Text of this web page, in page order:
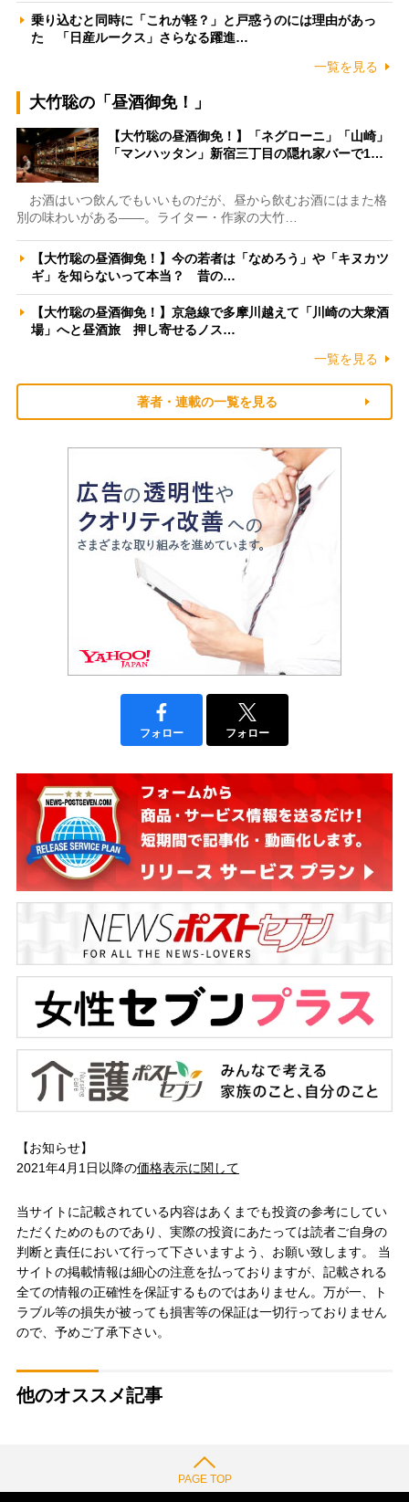
乗り込むと同時に「これが軽？」と戸惑うのには理由があっ
た 「日産ルークス」さらなる躍進…
一覧を見る
大竹聡の「昼酒御免！」
【大竹聡の昼酒御免！】「ネグローニ」「山崎」
「マンハッタン」新宿三丁目の隠れ家バーで1…
お酒はいつ飲んでもいいものだが、昼から飲むお酒にはまた格
別の味わいがある――。ライター・作家の大竹…
【大竹聡の昼酒御免！】今の若者は「なめろう」や「キヌカツ
ギ」を知らないって本当？ 昔の…
【大竹聡の昼酒御免！】京急線で多摩川越えて「川崎の大衆酒
場」へと昼酒旅 押し寄せるノス…
一覧を見る
著者・連載の一覧を見る
フォロー フォロー
【お知らせ】
2021年4月1日以降の価格表示に関して
当サイトに記載されている内容はあくまでも投資の参考にしてい
ただくためのものであり、実際の投資にあたっては読者ご自身の
判断と責任において行って下さいますよう、お願い致します。 当
サイトの掲載情報は細心の注意を払っておりますが、記載される
全ての情報の正確性を保証するものではありません。万が一、ト
ラブル等の損失が被っても損害等の保証は一切行っておりません
ので、予めご了承下さい。
他のオススメ記事
PAGE TOP